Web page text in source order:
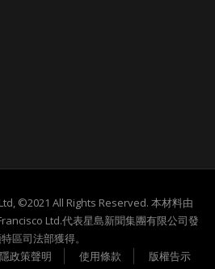
©2021 All Rights Reserved. 本材料由
Ltd.代表星島新聞集團有限公司發
區司法部獲得。
政策聲明
使用條款 版權告示